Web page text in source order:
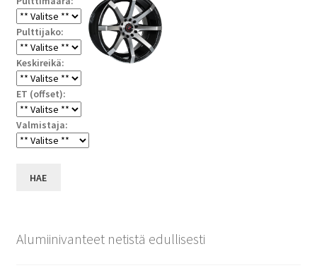
Pulttijako:
Keskireikä:
ET (offset):
Valmistaja:
HAE
Alumiinivanteet netistä edullisesti